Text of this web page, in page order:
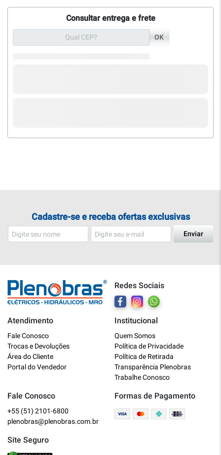
Consultar entrega e frete
OK
Cadastre-se e receba ofertas exclusivas
Enviar
Redes Sociais
Atendimento
Fale Conosco
Trocas e Devoluções
Área do Cliente
Portal do Vendedor
Institucional
Quem Somos
Política de Privacidade
Política de Retirada
Transparência Plenobras
Trabalhe Conosco
Fale Conosco
+55 (51) 2101-6800
plenobras@plenobras.com.br
Formas de Pagamento
Site Seguro
Online
Bem vindo a Plenobras! Aqui você
encontra toda a linha de materiais
O que você deseja?